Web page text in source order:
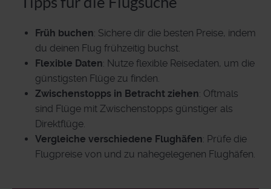
Früh buchen: Sichere dir die besten Preise, indem
du deinen Flug frühzeitig buchst.
Flexible Daten: Nutze flexible Reisedaten, um die
günstigsten Flüge zu finden.
Zwischenstopps in Betracht ziehen: Oftmals
sind Flüge mit Zwischenstopps günstiger als
Direktflüge.
Vergleiche verschiedene Flughäfen: Prüfe die
Flugpreise von und zu nahegelegenen Flughäfen.